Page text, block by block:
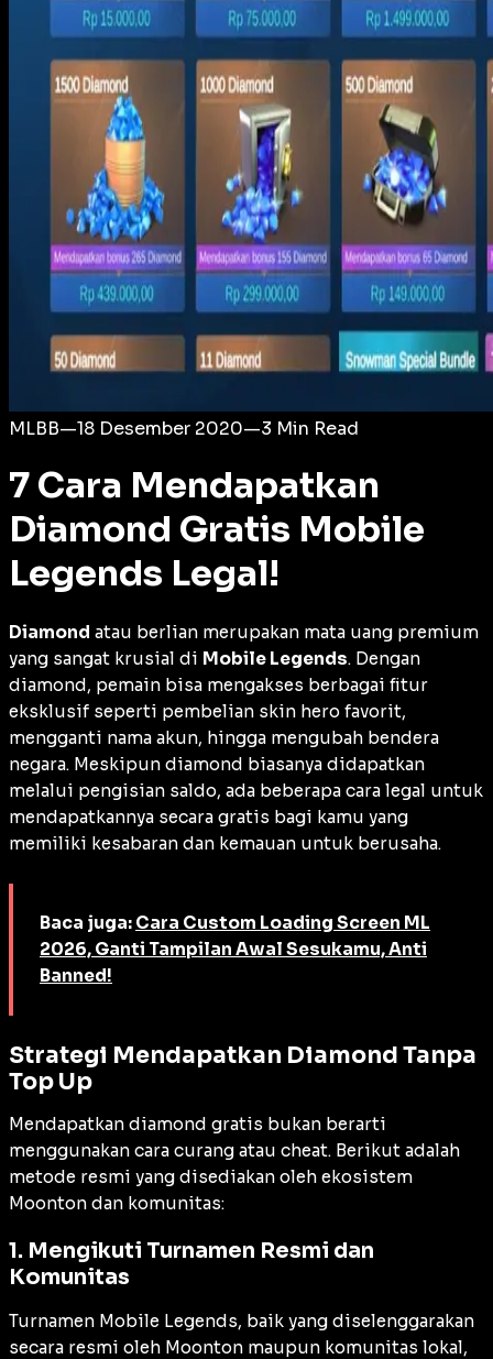
Login
MLBB—18 Desember 2020—3 Min Read
7 Cara Mendapatkan
Diamond Gratis Mobile
Legends Legal!
Diamond atau berlian merupakan mata uang premium
yang sangat krusial di Mobile Legends. Dengan
diamond, pemain bisa mengakses berbagai fitur
eksklusif seperti pembelian skin hero favorit,
mengganti nama akun, hingga mengubah bendera
negara. Meskipun diamond biasanya didapatkan
melalui pengisian saldo, ada beberapa cara legal untuk
mendapatkannya secara gratis bagi kamu yang
memiliki kesabaran dan kemauan untuk berusaha.
Baca juga: Cara Custom Loading Screen ML
2026, Ganti Tampilan Awal Sesukamu, Anti
Banned!
Strategi Mendapatkan Diamond Tanpa
Top Up
Mendapatkan diamond gratis bukan berarti
menggunakan cara curang atau cheat. Berikut adalah
metode resmi yang disediakan oleh ekosistem
Moonton dan komunitas:
1. Mengikuti Turnamen Resmi dan
Komunitas
Turnamen Mobile Legends, baik yang diselenggarakan
secara resmi oleh Moonton maupun komunitas lokal,